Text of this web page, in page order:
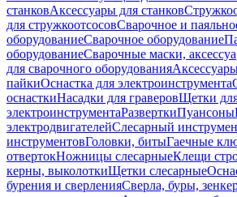
станковАксессуары для станков
для стружкоотсосовСварочное и
оборудованиеСварочное оборудование
оборудованиеСварочные маски,
для сварочного оборудования
пайкиОснастка для электроинструмента
оснасткиНасадки для граверовЩетки
электроинструментаРазверткиПуансоны
электродвигателейСлесарный
инструментовГоловки, битыГаечные
отвертокНожницы слесарныеКлещи
керны, выколоткиЩетки слесарные
бурения и сверленияСверла, буры,